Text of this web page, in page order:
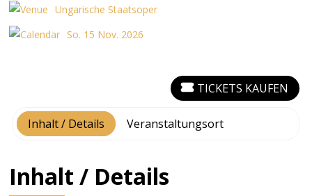
Ungarische Staatsoper
So. 15 Nov. 2026
Inhalt / Details Veranstaltungsort
TICKETS KAUFEN
Inhalt / Details